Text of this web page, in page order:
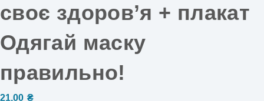
своє здоров’я + плакат
Одягай маску
правильно!
21,00 ₴